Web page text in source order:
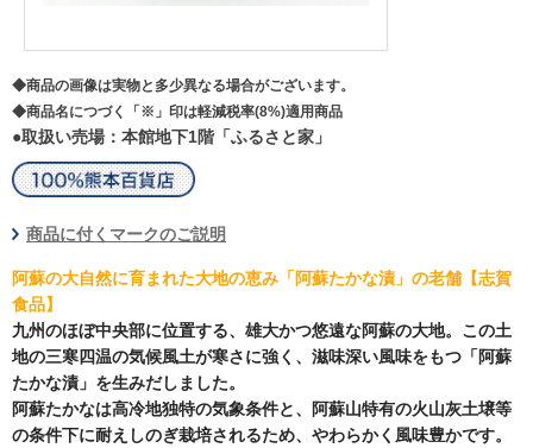
◆商品の画像は実物と多少異なる場合がございます。
◆商品名につづく「※」印は軽減税率(8%)適用商品
●取扱い売場：本館地下1階「ふるさと家」
商品に付くマークのご説明
阿蘇の大自然に育まれた大地の恵み「阿蘇たかな漬」の老舗【志賀
食品】
九州のほぼ中央部に位置する、雄大かつ悠遠な阿蘇の大地。この土
地の三寒四温の気候風土が寒さに強く、滋味深い風味をもつ「阿蘇
たかな漬」を生みだしました。
阿蘇たかなは高冷地独特の気象条件と、阿蘇山特有の火山灰土壌等
の条件下に耐えしのぎ栽培されるため、やわらかく風味豊かです。